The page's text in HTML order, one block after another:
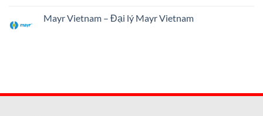
Mayr Vietnam – Đại lý Mayr Vietnam